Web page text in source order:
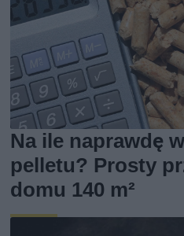
Na ile naprawdę
pelletu? Prosty
domu 140 m²